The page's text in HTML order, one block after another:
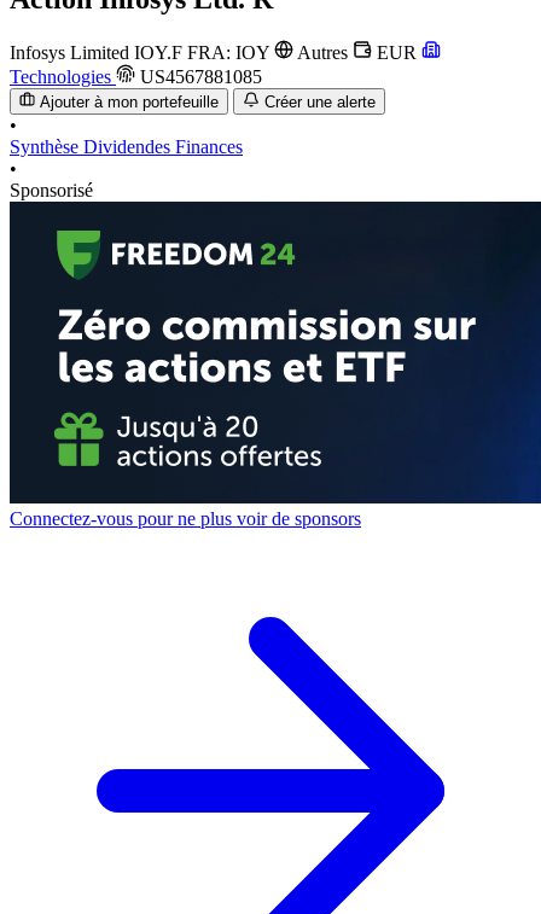
Infosys Limited IOY.F FRA: IOY Autres
EUR
Technologies
US4567881085
Ajouter à mon portefeuille Créer une alerte
•
Synthèse Dividendes Finances
•
Sponsorisé
Connectez-vous pour ne plus voir de sponsors